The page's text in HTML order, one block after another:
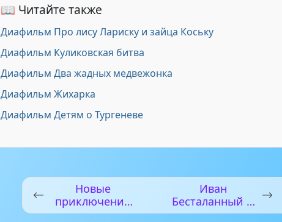
📖 Читайте также
Диафильм Про лису Лариску и зайца Коську
Диафильм Куликовская битва
Диафильм Два жадных медвежонка
Диафильм Жихарка
Диафильм Детям о Тургеневе
Новые
приключения
Пифа
Иван
Бесталанный и
Елена